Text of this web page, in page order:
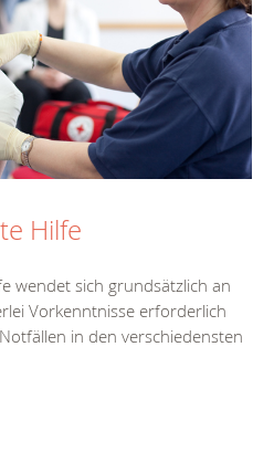
Hilfe
wendet sich grundsätzlich an
Vorkenntnisse erforderlich
in den verschiedensten